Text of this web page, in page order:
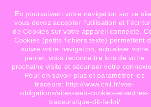
Téléphone: 06 09 14 02 79 Email:
Mon compte
En poursuivant votre navigation sur ce site,
vous devez accepter l’utilisation et
de Cookies sur votre appareil connecté.
Cookies (petits fichiers texte) permettent
suivre votre navigation, actualiser votre
panier, vous reconnaitre lors de votre
prochaine visite et sécuriser votre
Pour en savoir plus et paramétrer les
traceurs: http://www.cnil.fr/vos-
obligations/sites-web-cookies-et-autres-
traceurs/que-dit-la-loi/